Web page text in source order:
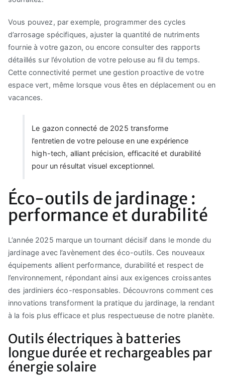
Vous pouvez, par exemple, programmer des cycles
d’arrosage spécifiques, ajuster la quantité de nutriments
fournie à votre gazon, ou encore consulter des rapports
détaillés sur l’évolution de votre pelouse au fil du temps.
Cette connectivité permet une gestion proactive de votre
espace vert, même lorsque vous êtes en déplacement ou en
vacances.
Le gazon connecté de 2025 transforme
l’entretien de votre pelouse en une expérience
high-tech, alliant précision, efficacité et durabilité
pour un résultat visuel exceptionnel.
Éco-outils de jardinage :
performance et durabilité
L’année 2025 marque un tournant décisif dans le monde du
jardinage avec l’avènement des éco-outils. Ces nouveaux
équipements allient performance, durabilité et respect de
l’environnement, répondant ainsi aux exigences croissantes
des jardiniers éco-responsables. Découvrons comment ces
innovations transforment la pratique du jardinage, la rendant
à la fois plus efficace et plus respectueuse de notre planète.
Outils électriques à batteries
longue durée et rechargeables par
énergie solaire